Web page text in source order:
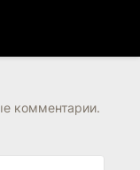
комментарии.